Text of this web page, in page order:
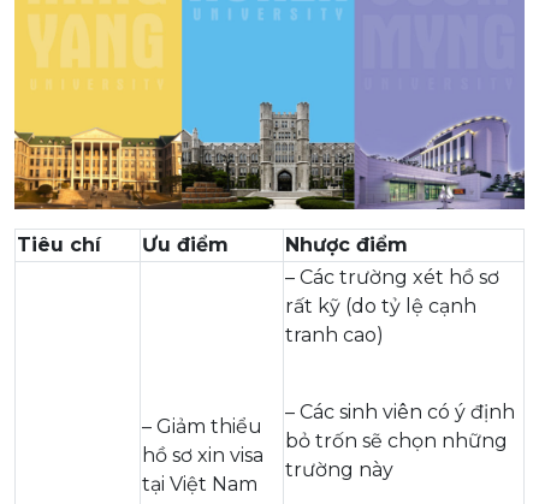
Tiêu chí Ưu điểm Nhược điểm
– Giảm thiểu
hồ sơ xin visa
tại Việt Nam
– Các trường xét hồ sơ
rất kỹ (do tỷ lệ cạnh
tranh cao)
– Các sinh viên có ý định
bỏ trốn sẽ chọn những
trường này